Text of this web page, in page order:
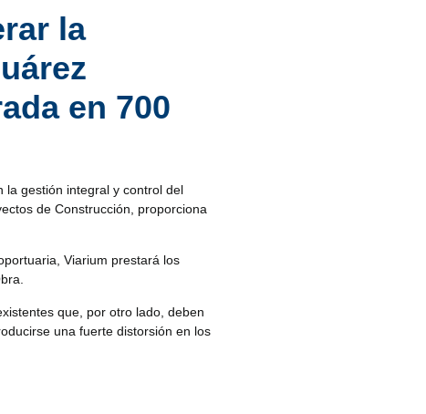
la
en 700
la gestión integral y control del
de Construcción, proporciona
Viarium prestará los
que, por otro lado, deben
una fuerte distorsión en los